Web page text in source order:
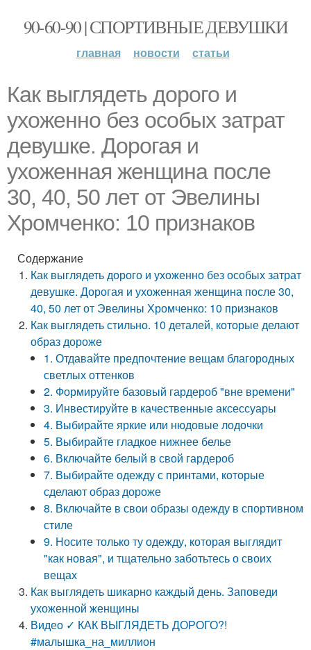
90-60-90 | СПОРТИВНЫЕ ДЕВУШКИ
главная новости статьи
Как выглядеть дорого и
ухоженно без особых затрат
девушке. Дорогая и
ухоженная женщина после
30, 40, 50 лет от Эвелины
Хромченко: 10 признаков
Содержание
Как выглядеть дорого и ухоженно без особых затрат
девушке. Дорогая и ухоженная женщина после 30,
40, 50 лет от Эвелины Хромченко: 10 признаков
Как выглядеть стильно. 10 деталей, которые делают
образ дороже
1. Отдавайте предпочтение вещам благородных
светлых оттенков
2. Формируйте базовый гардероб "вне времени"
3. Инвестируйте в качественные аксессуары
4. Выбирайте яркие или нюдовые лодочки
5. Выбирайте гладкое нижнее белье
6. Включайте белый в свой гардероб
7. Выбирайте одежду с принтами, которые
сделают образ дороже
8. Включайте в свои образы одежду в спортивном
стиле
9. Носите только ту одежду, которая выглядит
"как новая", и тщательно заботьтесь о своих
вещах
Как выглядеть шикарно каждый день. Заповеди
ухоженной женщины
Видео ✓ КАК ВЫГЛЯДЕТЬ ДОРОГО?!
#малышка_на_миллион